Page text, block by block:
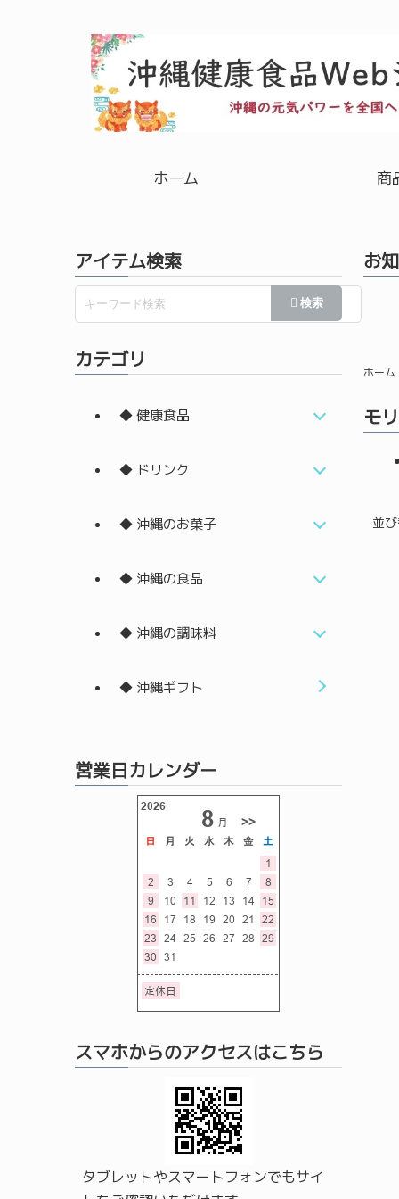
ホーム 商
お
ホーム
モ
並び
アイテム検索
カテゴリ
◆ 健康食品
◆ ドリンク
◆ 沖縄のお菓子
◆ 沖縄の食品
◆ 沖縄の調味料
◆ 沖縄ギフト
営業日カレンダー
スマホからのアクセスはこちら
タブレットやスマートフォンでもサイ